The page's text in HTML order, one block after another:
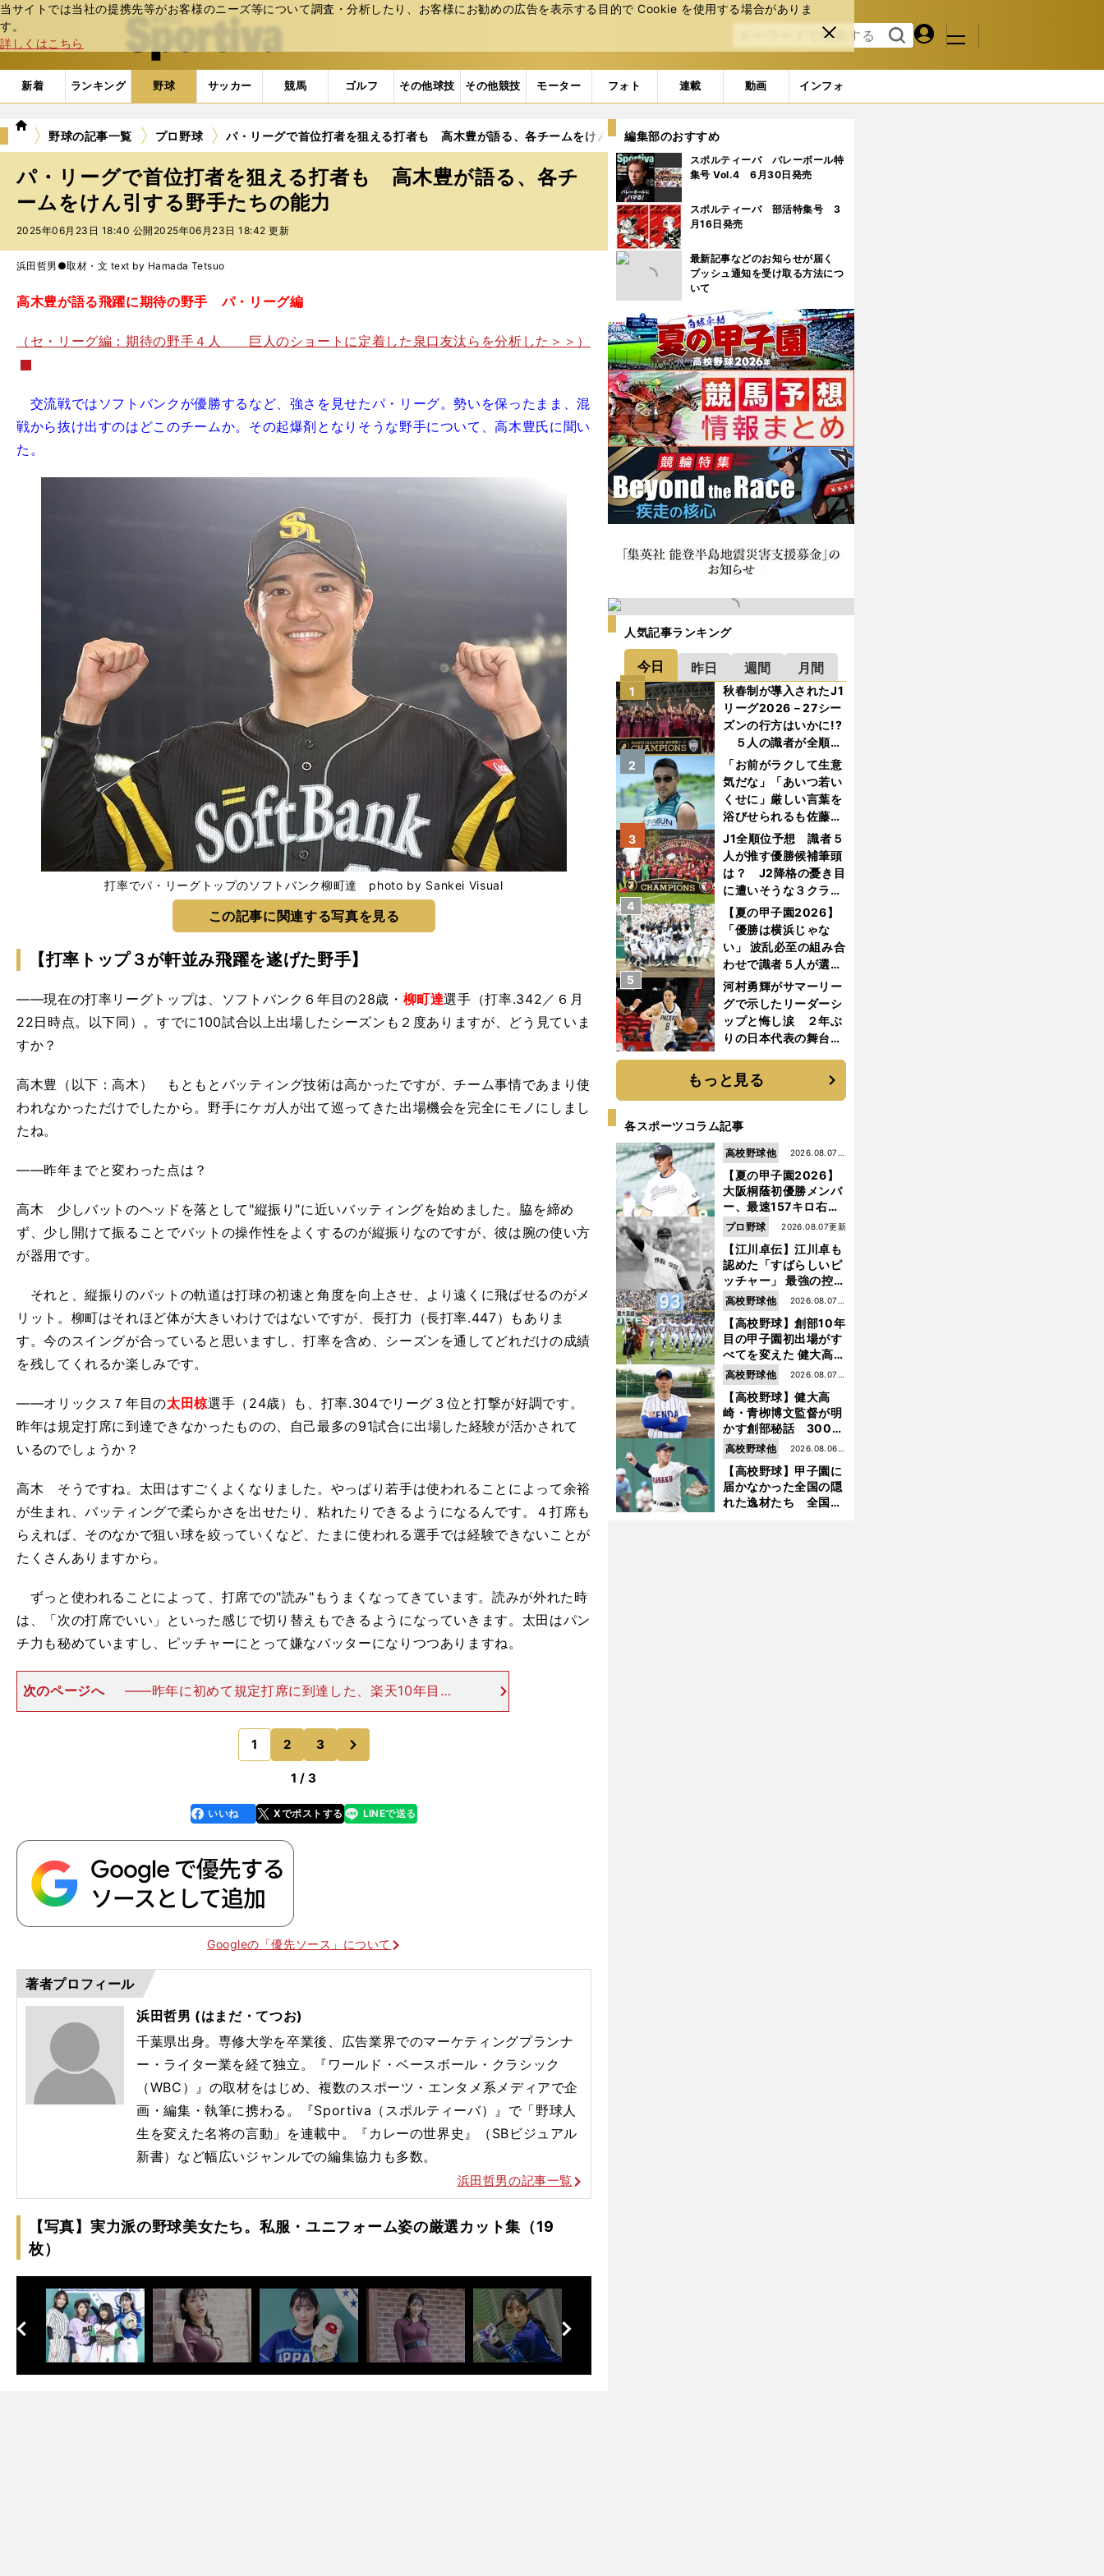
当サイトでは当社の提携先等がお客様のニーズ等について調査・分析したり、お客様にお勧めの広告を表⽰する⽬的で Cookie を使⽤する場合がありま
す。
詳しくはこちら
閉じ
る
web Sportiva (webスポルティーバ)
検索
る
マイペ
ジ
メニュ
新着 ランキング 野球 サッカー 競馬 ゴルフ その他球技 その他競技 モーター フォト 連載 動画 インフォ
we
ポ
ル
ィ
ー
バ
野球の記事一覧 プロ野球 パ・リーグで首位打者を狙える打者も 高木豊が語る、各チームをけん引する野手たちの能力
パ・リーグで首位打者を狙える打者も 高木豊が語る、各チ
ームをけん引する野手たちの能力
2025年06月23日 18:40 公開 2025年06月23日 18:42 更新
浜田哲男●取材・文 text by Hamada Tetsuo
高木豊が語る飛躍に期待の野手 パ・リーグ編
（セ・リーグ編：期待の野手４人 巨人のショートに定着した泉口友汰らを分析した＞＞）
交流戦ではソフトバンクが優勝するなど、強さを見せたパ・リーグ。勢いを保ったまま、混
戦から抜け出すのはどこのチームか。その起爆剤となりそうな野手について、高木豊氏に聞い
た。
打率でパ・リーグトップのソフトバンク柳町達 photo by Sankei Visual
この記事に関連する写真を見る
【打率トップ３が軒並み飛躍を遂げた野手】
――現在の打率リーグトップは、ソフトバンク６年目の28歳・ 柳町達選手（打率.342／６月
22日時点。以下同）。すでに100試合以上出場したシーズンも２度ありますが、どう見ていま
すか？
高木豊（以下：高木） もともとバッティング技術は高かったですが、チーム事情であまり使
われなかっただけでしたから。野手にケガ人が出て巡ってきた出場機会を完全にモノにしまし
たね。
――昨年までと変わった点は？
高木 少しバットのヘッドを落として"縦振り"に近いバッティングを始めました。脇を締め
ず、少し開けて振ることでバットの操作性をよくするのが縦振りなのですが、彼は腕の使い方
が器用です。
それと、縦振りのバットの軌道は打球の初速と角度を向上させ、より遠くに飛ばせるのがメ
リット。柳町はそれほど体が大きいわけではないですが、長打力（長打率.447）もありま
す。今のスイングが合っていると思いますし、打率を含め、シーズンを通してどれだけの成績
を残してくれるか楽しみです。
――オリックス７年目の太田椋選手（24歳）も、打率.304でリーグ３位と打撃が好調です。
昨年は規定打席に到達できなかったものの、自己最多の91試合に出場した経験が活かされて
いるのでしょうか？
高木 そうですね。太田はすごくよくなりました。やっぱり若手は使われることによって余裕
が生まれ、バッティングで柔らかさを出せたり、粘れたりできるようになるんです。４打席も
らえれば、そのなかで狙い球を絞っていくなど、たまに使われる選手では経験できないことが
たくさんありますから。
ずっと使われることによって、打席での"読み"もうまくなってきています。読みが外れた時
は、「次の打席でいい」といった感じで切り替えもできるようになっていきます。太田はパン
チ力も秘めていますし、ピッチャーにとって嫌なバッターになりつつありますね。
次のページへ
――昨年に初めて規定打席に到達した、楽天10年目の
村林一輝選手（27歳）も、昨年の経験を糧に打率リーグ２位の.316とハ
イアベレージを残しています。高木 やはり昨年の経験が大きいでしょ
うね。バットが
1 2 3
1 / 3
faceboo
k
いいね Xでポストする
line LINEで送る
Googleの「優先ソース」について
著者プロフィール
浜田哲男 (はまだ・てつお)
千葉県出身。専修大学を卒業後、広告業界でのマーケティングプランナ
ー・ライター業を経て独立。『ワールド・ベースボール・クラシック
（WBC）』の取材をはじめ、複数のスポーツ・エンタメ系メディアで企
画・編集・執筆に携わる。『Sportiva（スポルティーバ）』で「野球人
生を変えた名将の言動」を連載中。『カレーの世界史』（SBビジュアル
新書）など幅広いジャンルでの編集協力も多数。
浜田哲男の記事一覧
【写真】実力派の野球美女たち。私服・ユニフォーム姿の厳選カット集（19
枚）
次
へ
前
へ
・
編集部のおすすめ
スポルティーバ バレーボール特
集号 Vol.4 6月30日発売
スポルティーバ 部活特集号 3
月16日発売
最新記事などのお知らせが届く
プッシュ通知を受け取る方法につ
いて
人気記事ランキング
今日 昨日 週間 月間
秋春制が導入されたJ1
リーグ2026－27シー
ズンの行方はいかに!?
５人の識者が全順位
を大胆予想
1
「お前がラクして生意
気だな」「あいつ若い
くせに」厳しい言葉を
浴びせられるも佐藤慎
太郎が貫いた誇りとフ
ァンへの思い
2
J1全順位予想 識者５
人が推す優勝候補筆頭
は？ J2降格の憂き目
に遭いそうな３クラブ
とは？
3
【夏の甲子園2026】
「優勝は横浜じゃな
い」 波乱必至の組み合
わせで識者５人が選ん
だ優勝校はここだ！
4
河村勇輝がサマーリー
グで示したリーダーシ
ップと悔し涙 ２年ぶ
りの日本代表の舞台を
は続く
5
もっと見る
各スポーツコラム記事
【夏の甲子園2026】
大阪桐蔭初優勝メンバ
ー、最速157キロ右
腕、平成初完封＆初本
塁打... 指揮官たちの知
られざる現役時代
2026.08.07更
高校野球他
【江川卓伝】江川卓も
認めた「すばらしいピ
ッチャー」 最強の控え
投手・大橋康延はいか
にして高校３年間を過
ごしたのか
2026.08.07更新
プロ野球
【高校野球】創部10年
目の甲子園初出場がす
べてを変えた 健大高
崎・青栁監督が語る
「機動破壊」はこうし
て生まれた
2026.08.07更
新
高校野球他
【高校野球】健大高
崎・青栁博文監督が明
かす創部秘話 300万
円の借金、涙の10年間
を経てたどり着いた甲
子園
2026.08.07更
高校野球他
【高校野球】甲子園に
届かなかった全国の隠
れた逸材たち 全国を
2026.08.06更
新
高校野球他